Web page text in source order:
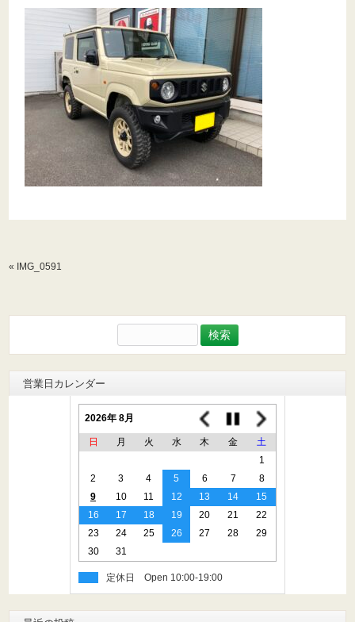
« IMG_0591
索:
営業日カレンダー
2026年 8月
日 月 火 水 木 金
土
1
2
3 4 5 6 7
8
9
10 11 12 13 14
15
16
17 18 19 20 21
22
23
24 25 26 27 28
29
30
31
定休日